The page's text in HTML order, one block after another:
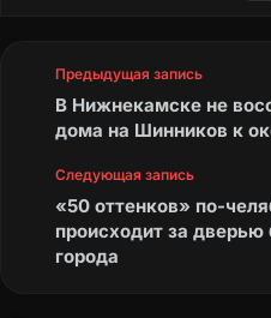
Предыдущая запись
В Нижнекамске не
дома на Шинников к
Следующая запись
«50 оттенков» по-
происходит за дверью
города